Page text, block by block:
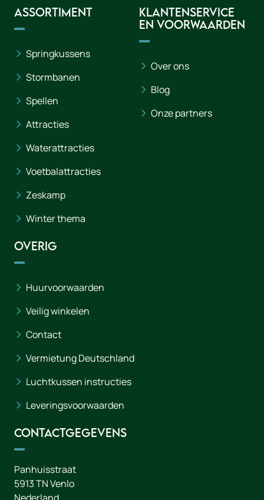
Assortiment
Springkussens
Stormbanen
Spellen
Attracties
Waterattracties
Voetbalattracties
Zeskamp
Winter thema
Klantenservice
en voorwaarden
Over ons
Blog
Onze partners
Overig
Huurvoorwaarden
Veilig winkelen
Contact
Vermietung Deutschland
Luchtkussen instructies
Leveringsvoorwaarden
Contactgegevens
Panhuisstraat
5913 TNVenlo